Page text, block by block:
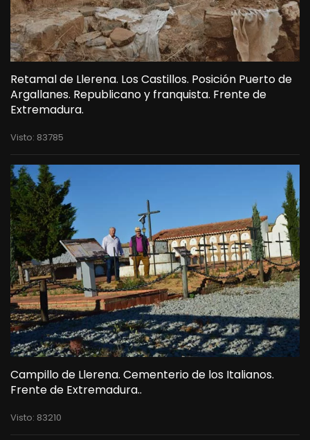
Retamal de Llerena. Los Castillos. Posición Puerto de
Argallanes. Republicano y franquista. Frente de
Extremadura.
Visto: 83785
Campillo de Llerena. Cementerio de los Italianos.
Frente de Extremadura..
Visto: 83210